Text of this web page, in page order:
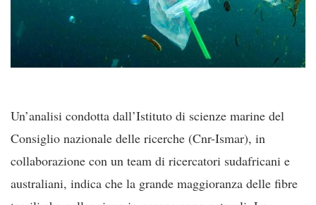
Un’analisi condotta dall’Istituto di scienze marine del
Consiglio nazionale delle ricerche (Cnr-Ismar), in
collaborazione con un team di ricercatori sudafricani e
australiani, indica che la grande maggioranza delle fibre